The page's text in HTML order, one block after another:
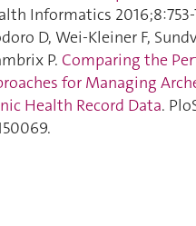
Informatics
D, Wei-Kleiner F,
P. Comparing the
for Managing
Health Record Data.